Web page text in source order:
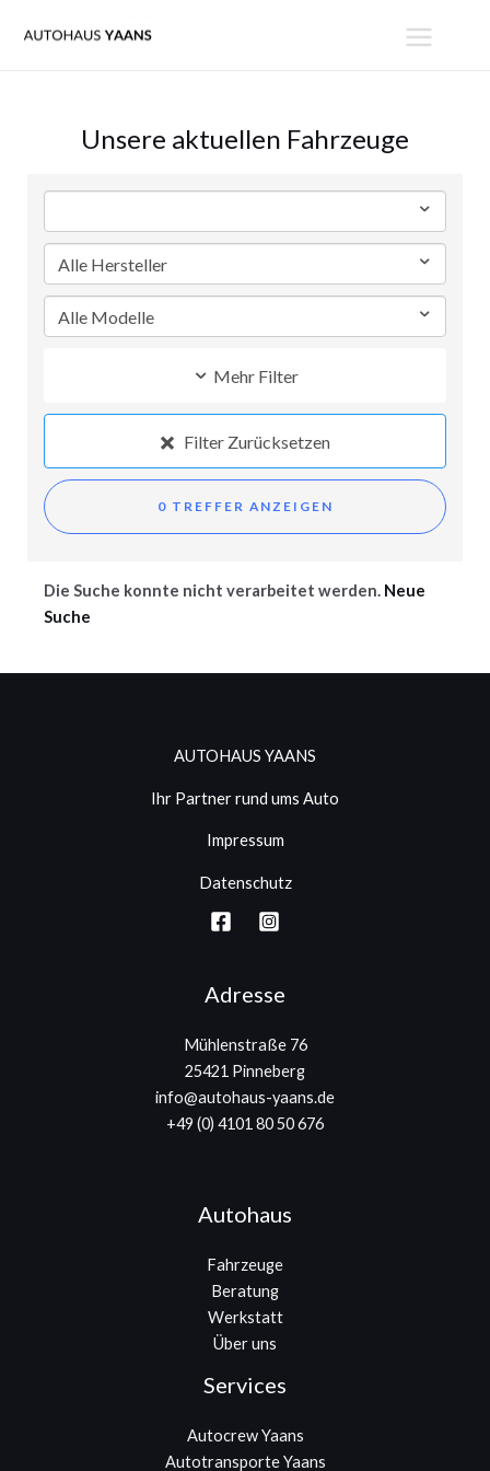
Inhalt
Unsere aktuellen Fahrzeuge
Mehr Filter
Filter Zurücksetzen
Die Suche konnte nicht verarbeitet werden. Neue
Suche
AUTOHAUS YAANS
Ihr Partner rund ums Auto
Impressum
Datenschutz
Adresse
Mühlenstraße 76
25421 Pinneberg
info@autohaus-yaans.de
+49 (0) 4101 80 50 676
Autohaus
Fahrzeuge
Beratung
Werkstatt
Über uns
Services
Autocrew Yaans
Autotransporte Yaans